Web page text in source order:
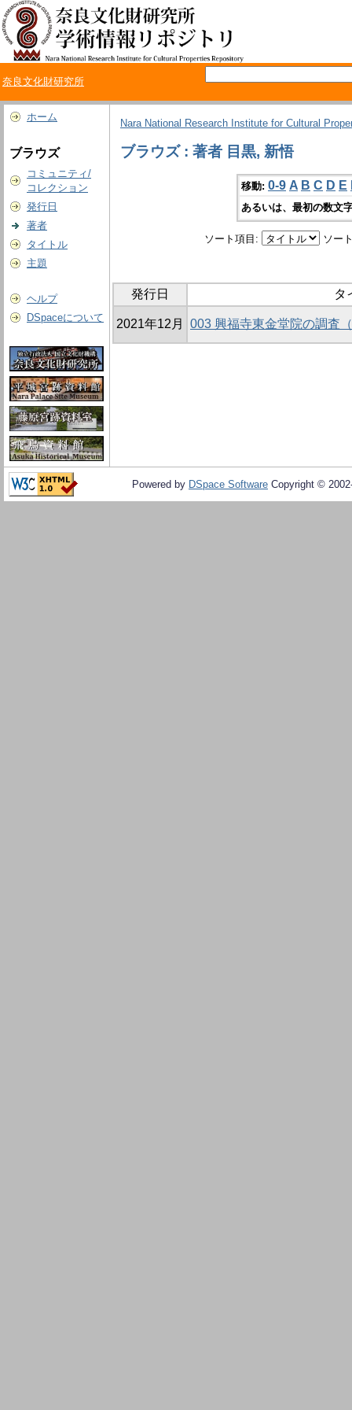
奈良文化財研究所
ホーム
ブラウズ
コミュニティ/
コレクション
発行日
著者
タイトル
主題
ヘルプ
DSpaceについて
Nara National Research Institute for Cultural
ブラウズ : 著者 目黒, 新悟
移動: 0-9 A B C D E
あるいは、最初の数文
ソート項目: ソー
発行日 タ
2021年12月 003 興福寺東金堂院の調査
Powered by DSpace Software Copyright ©